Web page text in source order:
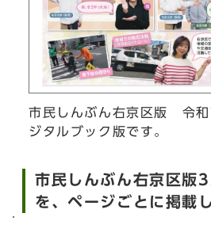
市民しんぶん右京区版 令
ジタルブック版です。
市民しんぶん右京区版
を、ページごとに掲載